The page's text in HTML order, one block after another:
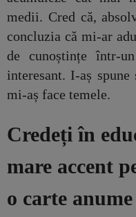
medii. Cred că,
concluzia că mi-ar
de cunoștințe într-
interesant. I-aș
mi-aș face temele.
Credeți în
mare accent
o carte